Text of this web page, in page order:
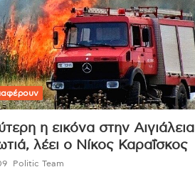
η εικόνα στην Αιγιάλεια
λέει ο Νίκος Καραΐσκος
Politic Team